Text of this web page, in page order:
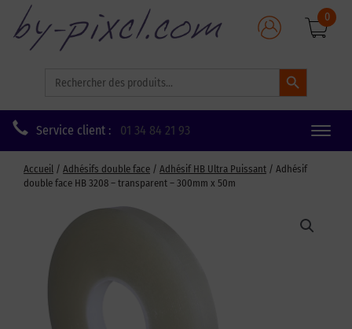
for:
Search Button
0
Service client : 01 34 84 21 93
Toggle
Accueil / Adhésifs double face / Adhésif HB Ultra Puissant / Adhésif
double face HB 3208 – transparent – 300mm x 50m